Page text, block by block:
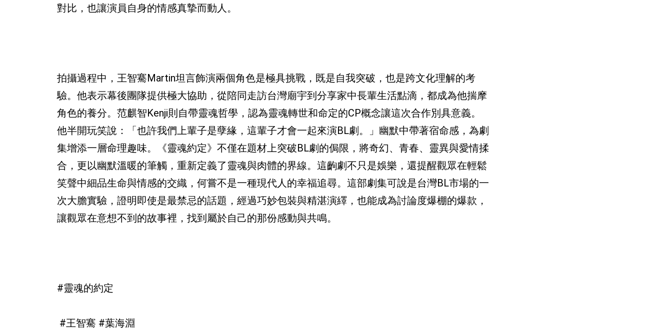
對比，也讓演員自身的情感真摯而動人。
拍攝過程中，王智騫Martin坦言飾演兩個角色是極具挑戰，既是自我突破，也是跨文化理解的考
驗。他表示幕後團隊提供極大協助，從陪同走訪台灣廟宇到分享家中長輩生活點滴，都成為他揣摩
角色的養分。范麒智Kenji則自帶靈魂哲學，認為靈魂轉世和命定的CP概念讓這次合作別具意義。
他半開玩笑說：「也許我們上輩子是孽緣，這輩子才會一起來演BL劇。」幽默中帶著宿命感，為劇
集增添一層命理趣味。《靈魂約定》不僅在題材上突破BL劇的侷限，將奇幻、青春、靈異與愛情揉
合，更以幽默溫暖的筆觸，重新定義了靈魂與肉體的界線。這齣劇不只是娛樂，還提醒觀眾在輕鬆
笑聲中細品生命與情感的交織，何嘗不是一種現代人的幸福追尋。這部劇集可說是台灣BL市場的一
次大膽實驗，證明即使是最禁忌的話題，經過巧妙包裝與精湛演繹，也能成為討論度爆棚的爆款，
讓觀眾在意想不到的故事裡，找到屬於自己的那份感動與共鳴。
#靈魂的約定
#王智騫 #葉海淵